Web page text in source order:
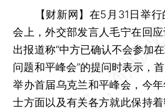
【财新网】 在5月31日举
会上，外交部发言人毛宁在回
出报道称“中方已确认不会参加
问题和平峰会”的提问时表示，
举办首届乌克兰和平峰会，今
士方面以及有关各方就此保持